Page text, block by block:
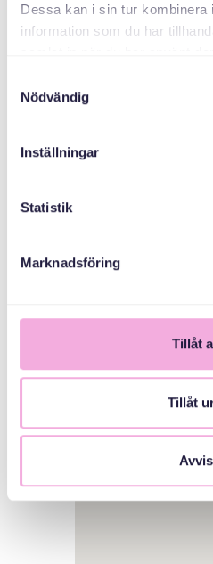
Dessa kan i sin tur kombinera
information som du har
Nödvändig
Inställningar
Statistik
Marknadsföring
Tillåt
Tillåt